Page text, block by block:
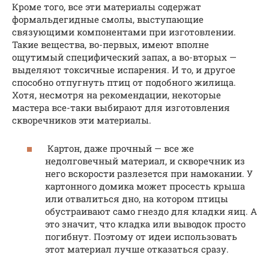
Кроме того, все эти материалы содержат
формальдегидные смолы, выступающие
связующими компонентами при изготовлении.
Такие вещества, во-первых, имеют вполне
ощутимый специфический запах, а во-вторых —
выделяют токсичные испарения. И то, и другое
способно отпугнуть птиц от подобного жилища.
Хотя, несмотря на рекомендации, некоторые
мастера все-таки выбирают для изготовления
скворечников эти материалы.
Картон, даже прочный — все же
недолговечный материал, и скворечник из
него вскорости разлезется при намокании. У
картонного домика может просесть крыша
или отвалиться дно, на котором птицы
обустраивают само гнездо для кладки яиц. А
это значит, что кладка или выводок просто
погибнут. Поэтому от идеи использовать
этот материал лучше отказаться сразу.